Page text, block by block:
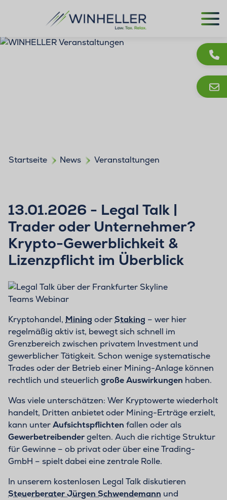
Startseite News Veranstaltungen
13.01.2026 - Legal Talk |
Trader oder Unternehmer?
Krypto-Gewerblichkeit &
Lizenzpflicht im Überblick
Teams Webinar
Kryptohandel, Mining oderStaking – wer hier
regelmäßig aktiv ist, bewegt sich schnell im
Grenzbereich zwischen privatem Investment und
gewerblicher Tätigkeit. Schon wenige systematische
Trades oder der Betrieb einer Mining-Anlage können
rechtlich und steuerlich große Auswirkungen haben.
Was viele unterschätzen: Wer Kryptowerte wiederholt
handelt, Dritten anbietet oder Mining-Erträge erzielt,
kann unterAufsichtspflichten fallen oder als
Gewerbetreibendergelten. Auch die richtige Struktur
für Gewinne – ob privat oder über eine Trading-
GmbH – spielt dabei eine zentrale Rolle.
In unserem kostenlosen Legal Talk diskutieren
Steuerberater Jürgen Schwendemann und